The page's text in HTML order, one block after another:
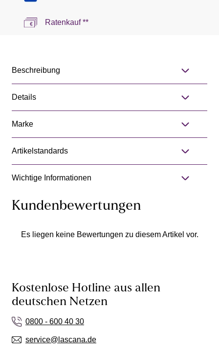
Ratenkauf **
Beschreibung
Details
Marke
Artikelstandards
Wichtige Informationen
Kundenbewertungen
Es liegen keine Bewertungen zu diesem Artikel vor.
Kostenlose Hotline aus allen
deutschen Netzen
0800 - 600 40 30
service@lascana.de